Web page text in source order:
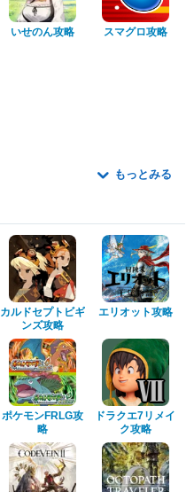
いせのん攻略 スマグロ攻略
もっとみる
カルドセプトビギ
ンズ攻略
エリオット攻略
ポケモンFRLG攻
略
ドラクエ7リメイ
ク攻略